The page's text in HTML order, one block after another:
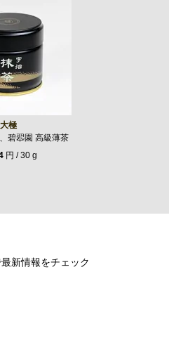
大極
碧翆園 高級薄茶
円 / 30 g
新情報をチェック